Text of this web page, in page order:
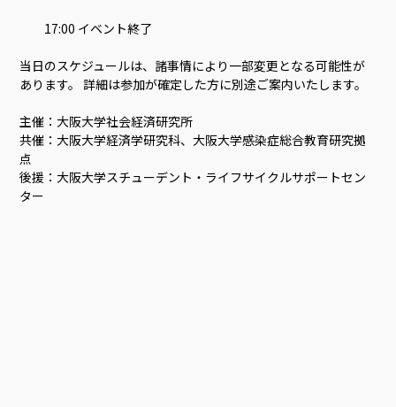
17:00 イベント終了
当日のスケジュールは、諸事情により一部変更となる可能性が
あります。 詳細は参加が確定した方に別途ご案内いたします。
主催：大阪大学社会経済研究所
共催：大阪大学経済学研究科、大阪大学感染症総合教育研究拠
点
後援：大阪大学スチューデント・ライフサイクルサポートセン
ター